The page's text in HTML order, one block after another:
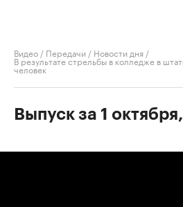
Видео / Передачи / Новости дня /
В результате стрельбы в колледже в
человек
Выпуск за 1